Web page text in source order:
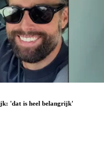
'dat is heel belangrijk'